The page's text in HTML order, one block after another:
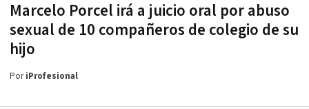
Marcelo Porcel irá a juicio oral por abuso
sexual de 10 compañeros de colegio de su
hijo
PoriProfesional